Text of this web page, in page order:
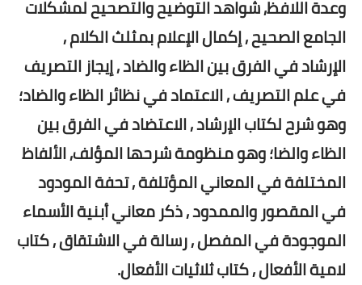
وعدة اللافظ, شواهد التوضيح والتصحيح لمشكلات
الجامع الصحيح , إكمال الإعلام بمثلث الكلام ,
الإرشاد في الفرق بين الظاء والضاد , إيجاز التصريف
في علم التصريف , الاعتماد في نظائر الظاء والضاد؛
وهو شرح لكتاب الإرشاد , الاعتضاد في الفرق بين
الظاء والضا؛ وهو منظومة شرحها المؤلف, الألفاظ
المختلفة في المعاني المؤتلفة , تحفة المودود
في المقصور والممدود , ذكر معاني أبنية الأسماء
الموجودة في المفصل , رسالة في الاشتقاق , كتاب
لامية الأفعال , كتاب ثلاثيات الأفعال.